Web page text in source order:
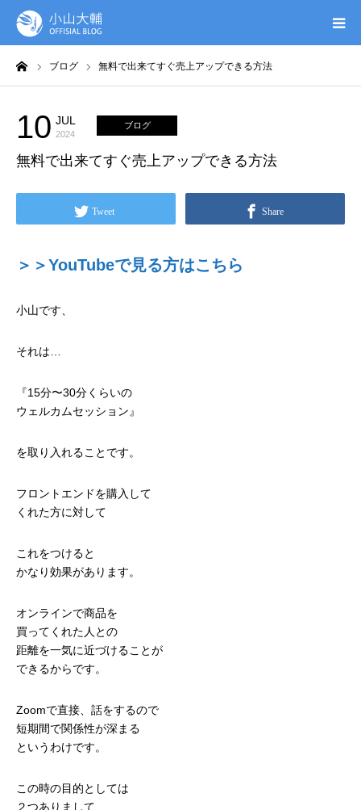
ブログ 無料で出来てすぐ売上アップできる方法
10 JUL
2024
ブログ
無料で出来てすぐ売上アップできる方法
Tweet Share
＞＞YouTubeで見る方はこちら
小山です、
それは…
『15分〜30分くらいの
ウェルカムセッション』
を取り入れることです。
フロントエンドを購入して
くれた方に対して
これをつけると
かなり効果があります。
オンラインで商品を
買ってくれた人との
距離を一気に近づけることが
できるからです。
Zoomで直接、話をするので
短期間で関係性が深まる
というわけです。
この時の目的としては
２つありまして…
UTAGE(ウタゲ)
お申し込み特典
ウタゲシステムラボ
無料ガイドブック